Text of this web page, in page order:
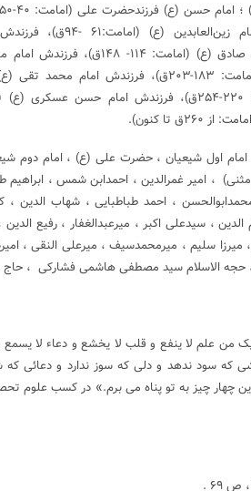
(ع‌) (امامت‌: ۵۰ -۶۱ق‌)، فرزندش‌
(امامت‌:۹۴-۱۱۴ق‌)، فرزندش‌ امام‌ جعفر صادق‌
تا کنون‌).
امام اول شیعیان ، حضرت علی (ع) ، امام دوم
غمرالدین ، احمدابن شمس ، ابراهیم
، احمد طباطبایی ، شهاب الدین ،
، سیدعلی اکبر ، میرعبدالغفار ، رفیع
میرزا سلیم ، میرمحمدسیف ، میرعلی النقی ،
، حجه الاسلام سید مصطفی هاشمی فشارکی ،
بک من علم لا ینفع و قلب لا یخشع و دعاء لا
که سود ندهد و دلى که سوز ندارد و دعائى
این چهار چیز به تو پناه می برم.» در كسب علوم